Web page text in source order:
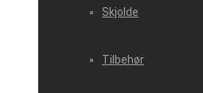
Skjolde
Tilbehør